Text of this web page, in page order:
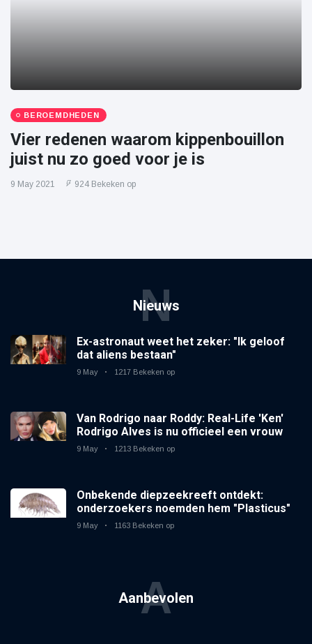
BEROEMDHEDEN
Vier redenen waarom kippenbouillon
juist nu zo goed voor je is
9 May 2021 924 Bekeken op
Nieuws
N
Ex-astronaut weet het zeker: "Ik geloof
dat aliens bestaan"
9 May 1217 Bekeken op
Van Rodrigo naar Roddy: Real-Life 'Ken'
Rodrigo Alves is nu officieel een vrouw
9 May 1213 Bekeken op
Onbekende diepzeekreeft ontdekt:
onderzoekers noemden hem "Plasticus"
9 May 1163 Bekeken op
Aanbevolen
A